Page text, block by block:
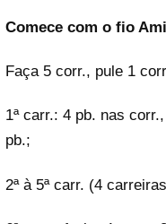
Comece com o fio
Faça 5 corr., pule 1
1ª carr.: 4 pb. nas
pb.;
2ª à 5ª carr. (4